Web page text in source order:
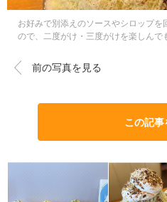
お好みで別添えのソースやシロップ
ので、二度がけ・三度がけを楽しんで
前の写真を見る
この記